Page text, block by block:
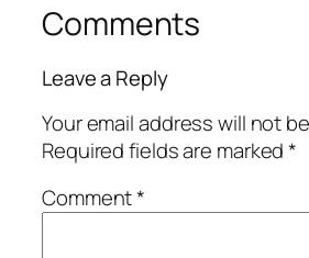
Comments
Leave a Reply
Your email address will not
Required fields are marked*
Comment*